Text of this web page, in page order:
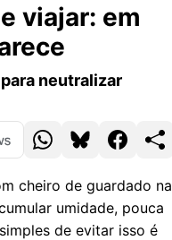
viajar: em
neutralizar
cheiro de guardado na
umidade, pouca
de evitar isso é